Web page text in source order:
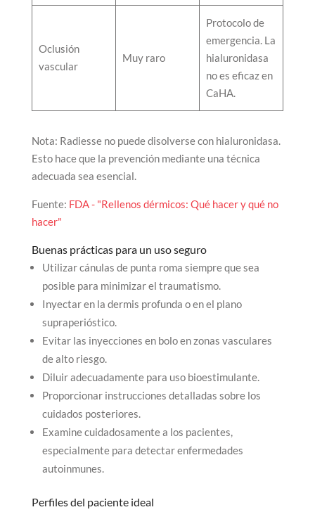
Oclusión
vascular
Muy raro
Protocolo de
emergencia. La
hialuronidasa
no es eficaz en
CaHA.
Nota: Radiesse no puede disolverse con hialuronidasa.
Esto hace que la prevención mediante una técnica
adecuada sea esencial.
Fuente: FDA - "Rellenos dérmicos: Qué hacer y qué no
hacer"
Buenas prácticas para un uso seguro
Utilizar cánulas de punta roma siempre que sea
posible para minimizar el traumatismo.
Inyectar en la dermis profunda o en el plano
supraperióstico.
Evitar las inyecciones en bolo en zonas vasculares
de alto riesgo.
Diluir adecuadamente para uso bioestimulante.
Proporcionar instrucciones detalladas sobre los
cuidados posteriores.
Examine cuidadosamente a los pacientes,
especialmente para detectar enfermedades
autoinmunes.
Perfiles del paciente ideal